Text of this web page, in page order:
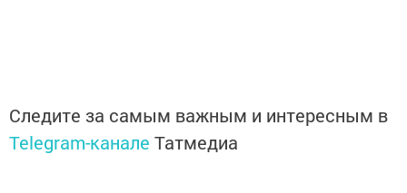
Следите за самым важным и интересным в
Telegram-канале Татмедиа